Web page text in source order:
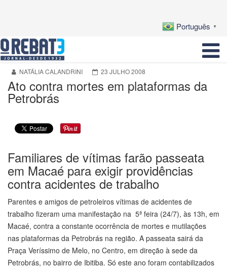
Português ▼
NATÁLIA CALANDRINI 23 JULHO 2008
Ato contra mortes em plataformas da
Petrobrás
Familiares de vítimas farão passeata
em Macaé para exigir providências
contra acidentes de trabalho
Parentes e amigos de petroleiros vítimas de acidentes de
trabalho fizeram uma manifestação na 5ª feira (24/7), às 13h, em
Macaé, contra a constante ocorrência de mortes e mutilações
nas plataformas da Petrobrás na região. A passeata sairá da
Praça Veríssimo de Melo, no Centro, em direção à sede da
Petrobrás, no bairro de Ibitiba. Só este ano foram contabilizados